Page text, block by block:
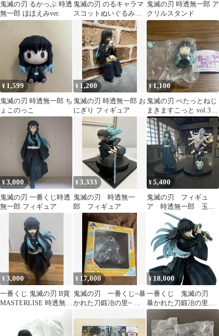
鬼滅の刃 るかっぷ 時透
無一郎 ほほえみver.
鬼滅の刃 のるキャラマ
スコットぬいぐるみマ
スコット時透無一郎
鬼滅の刃 時透無一郎 ア
クリルスタンド
¥ 1,599
鬼滅の刃 時透無一郎 ち
ょこのっこ
¥ 1,200
鬼滅の刃 時透無一郎 お
にぎり フィギュア
¥1,100
鬼滅の刃 ぺたっとねじ
まきますこっと vol.3
時透無一郎
¥3,000
鬼滅の刃 一番くじ時透
無一郎 フィギュア
¥3,333
鬼滅の刃 時透無一
郎 フィギュア
¥5,400
鬼滅の刃 フィギュ
ア 時透無一郎 玉
壺 ノーマルカラー 2
個セット
¥3,000
一番くじ 鬼滅の刃 B賞
MASTERLISE 時透無一
¥ 17,000
鬼滅の刃 一番くじ~暴
かれた刀鍛冶の里~ ラ
¥ 18,000
一番くじ 鬼滅の刃
暴かれた刀鍛冶の里
B賞 時透無一郎フィ
ギュア 新品未開封